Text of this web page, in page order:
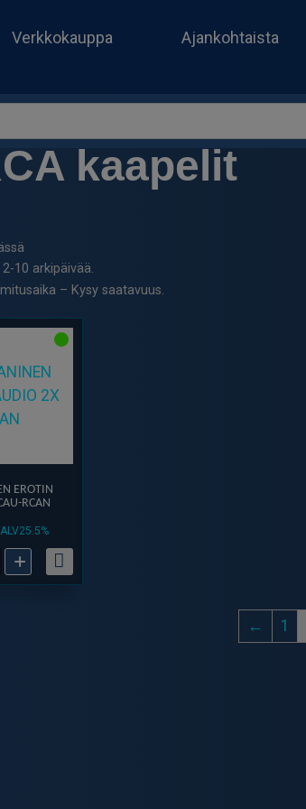
Verkkokauppa Ajankohtaista
kaapelit
10 arkipäivää.
– Kysy saatavuus.
EROTIN
RCAN
+
← 1